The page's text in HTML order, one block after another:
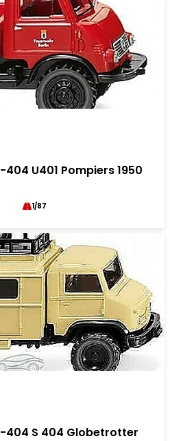
U401 Pompiers 1950
1/87
404 S 404 Globetrotter